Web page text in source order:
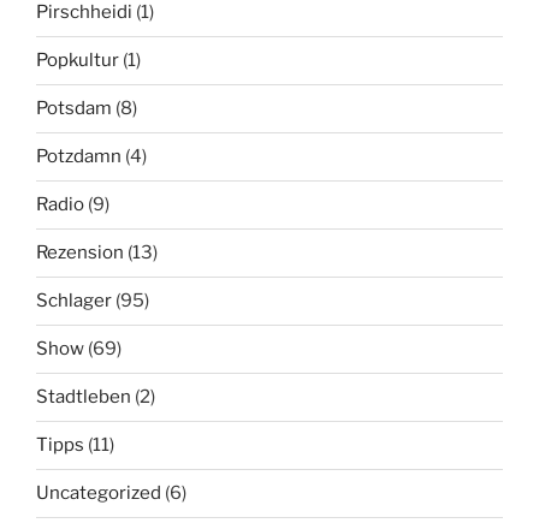
Pirschheidi (1)
Popkultur (1)
Potsdam (8)
Potzdamn (4)
Radio (9)
Rezension (13)
Schlager (95)
Show (69)
Stadtleben (2)
Tipps (11)
Uncategorized (6)